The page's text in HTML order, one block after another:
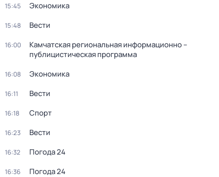
15:45 Экономика
15:48 Вести
16:00
Камчатская региональная информационно –
публицистическая программа
16:08 Экономика
16:11 Вести
16:18 Спорт
16:23 Вести
16:32 Погода 24
16:36 Погода 24